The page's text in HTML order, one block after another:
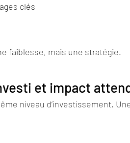
clés
faiblesse, mais une stratégie.
et impact
niveau d’investissement.